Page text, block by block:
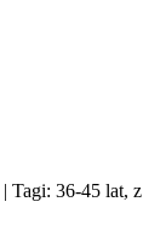
| Tagi: 36-45 lat, z